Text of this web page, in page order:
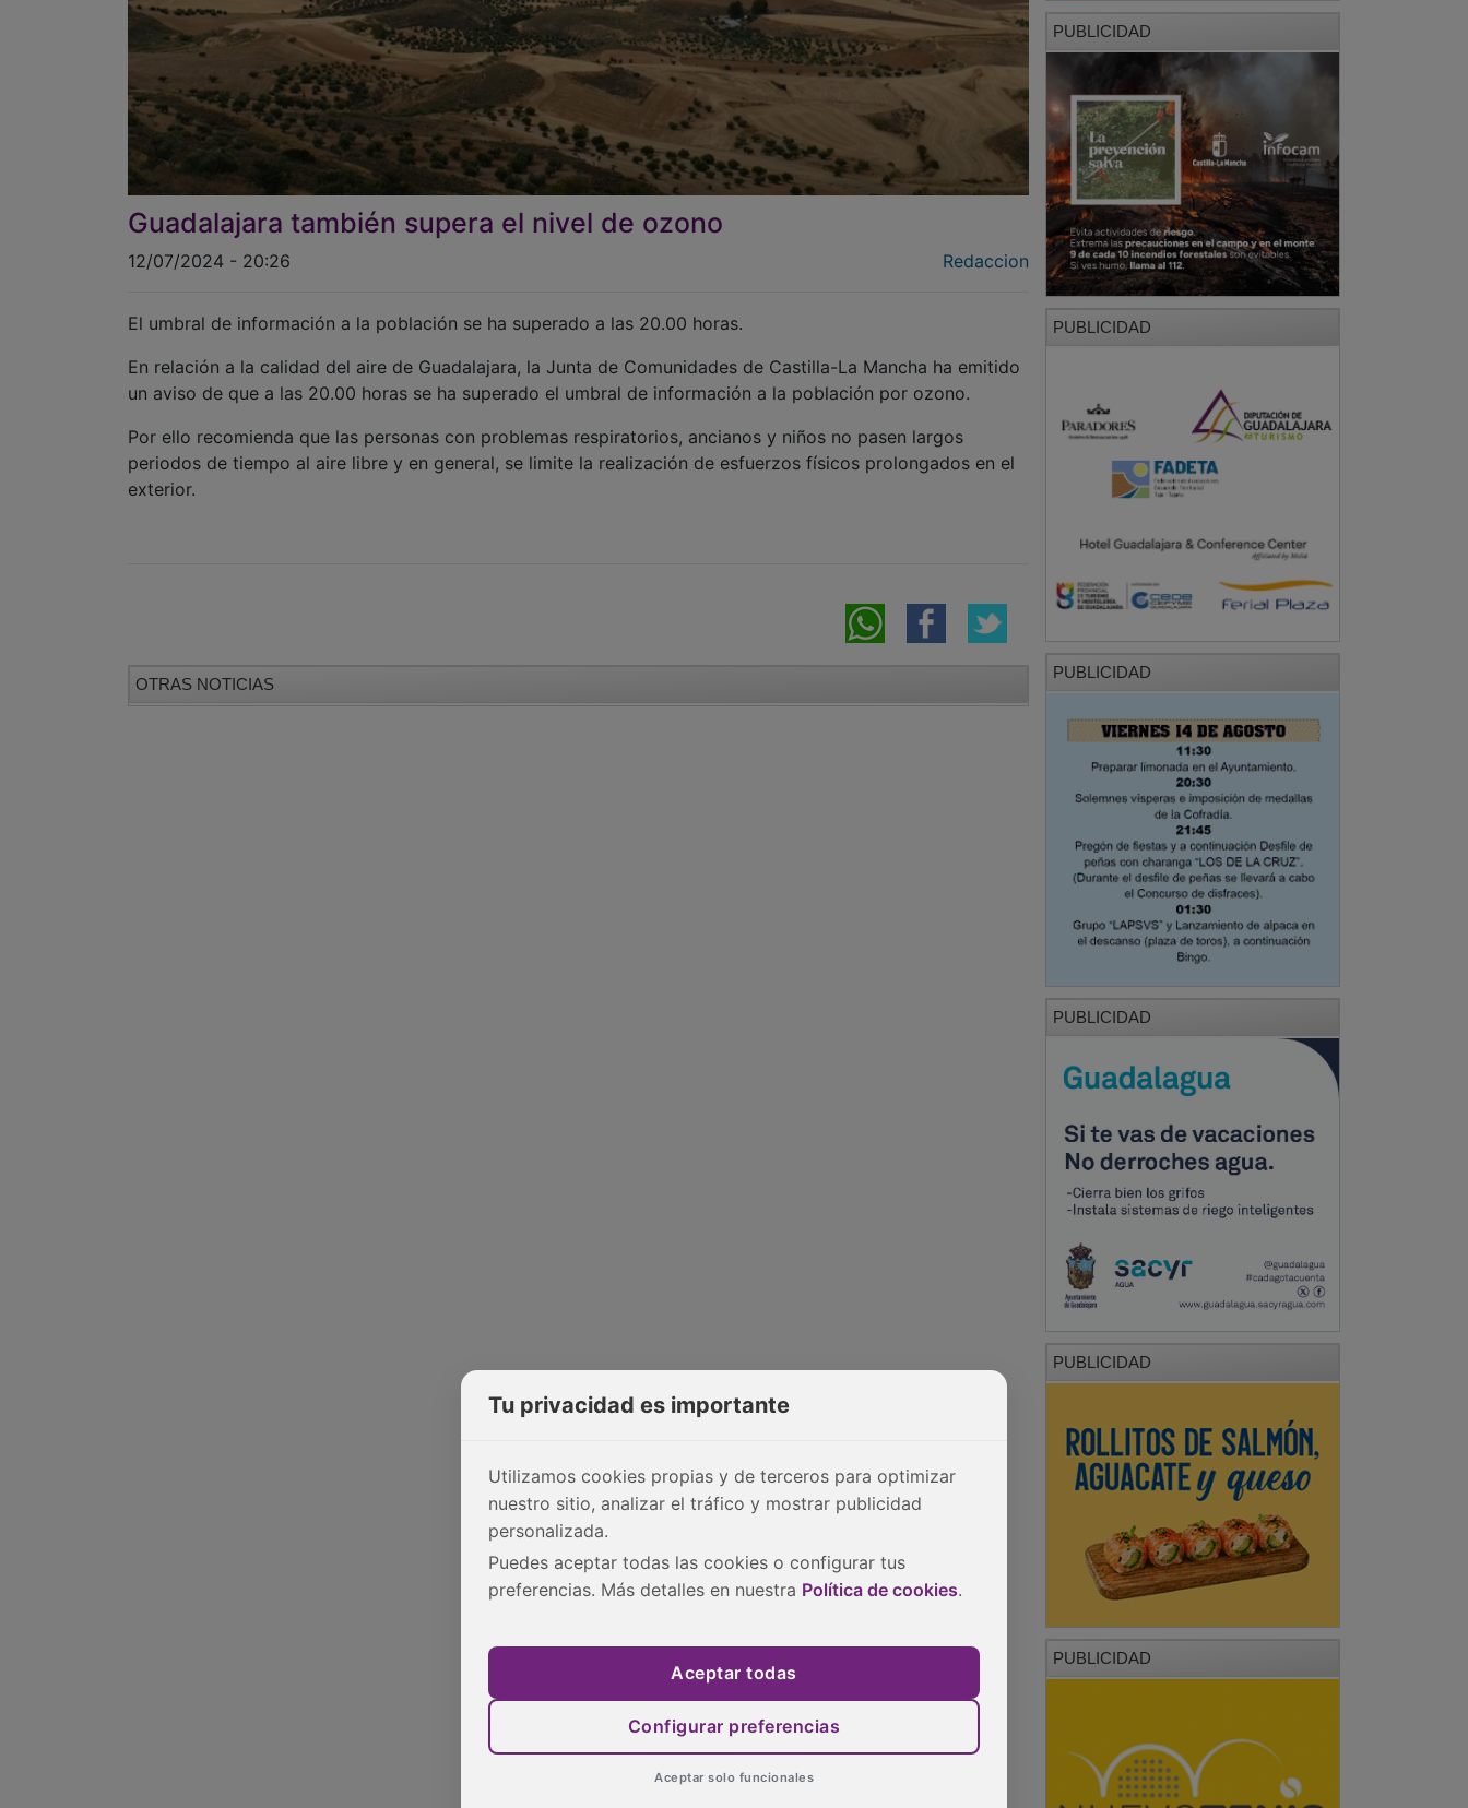
Guadalajara también supera el nivel de ozono
12/07/2024 - 20:26 Redaccion
El umbral de información a la población se ha superado a las 20.00 horas.
En relación a la calidad del aire de Guadalajara, la Junta de Comunidades de Castilla-La Mancha ha emitido
un aviso de que a las 20.00 horas se ha superado el umbral de información a la población por ozono.
Por ello recomienda que las personas con problemas respiratorios, ancianos y niños no pasen largos
periodos de tiempo al aire libre y en general, se limite la realización de esfuerzos físicos prolongados en el
exterior.
OTRAS NOTICIAS
PUBLICIDAD
PUBLICIDAD
PUBLICIDAD
PUBLICIDAD
PUBLICIDAD
PUBLICIDAD
Tu privacidad es importante
Utilizamos cookies propias y de terceros para optimizar
nuestro sitio, analizar el tráfico y mostrar publicidad
personalizada.
Puedes aceptar todas las cookies o configurar tus
preferencias. Más detalles en nuestra Política de cookies.
Aceptar todas
Configurar preferencias
Aceptar solo funcionales